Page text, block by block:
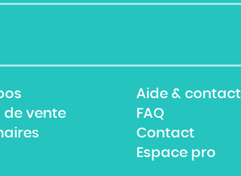
de vente
Aide & contact
FAQ
Contact
Espace pro